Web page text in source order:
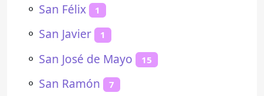
⚬ San Félix 1
⚬ San Javier 1
⚬ San José de Mayo 15
⚬ San Ramón 7